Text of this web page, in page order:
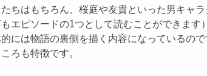
はもちろん、桜庭や友貴といった男キャ
ピソードの1つとして読むことができま
には物語の裏側を描く内容になっているの
ろも特徴です。